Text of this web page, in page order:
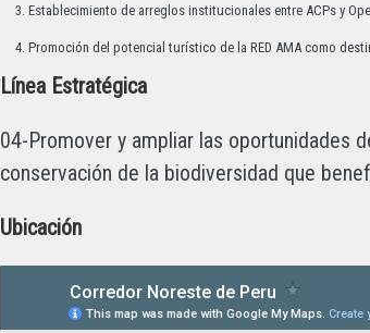
Establecimiento de arreglos institucionales entre ACPs y
Promoción del potencial turístico de la RED AMA como
Línea Estratégica
04-Promover y ampliar las oportunidades
conservación de la biodiversidad que
Ubicación